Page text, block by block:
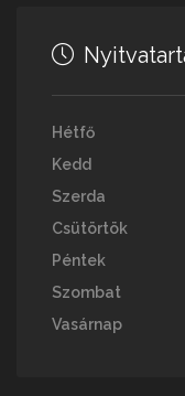
Hétfő
Kedd
Szerda
Csütörtök
Péntek
Szombat
Vasárnap